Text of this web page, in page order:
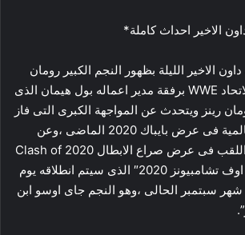
الاخير احداث كاملة*
الاخير الليلة بظهور النجم الكبير رومان
رينز البطل العالمى لاتحاد WWE برفقة مدير اعماله بول هيمان الذى
رينز ويتحدث عن المواجهة الكبرى التى فاز
بها بلقب البطولة العالمية فى عرض بايباك 2020 الماضى ،وعن
منافسه الجديد على اللقب فى عرض صراع الابطال 2020 Clash of
Champions “كلاش اوف تشامبيونز 2020″ الذى سيتم انطلاقه يوم
سبتمبر الحالى ،وهو النجم جاى اوسو ابن